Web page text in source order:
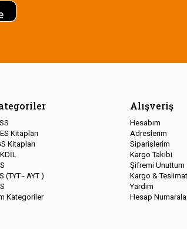
Kitapları
Kitapları
(TYT - AYT )
Kategoriler
Alışveriş
Hesabım
Adreslerim
Siparişlerim
Kargo Takibi
Şifremi Unuttum
Kargo & Teslimat
Yardım
Hesap